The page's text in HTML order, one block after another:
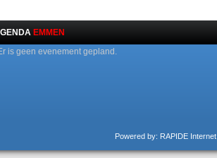
EMMEN
is geen evenement gepland.
Powered by: RAPIDE Internet